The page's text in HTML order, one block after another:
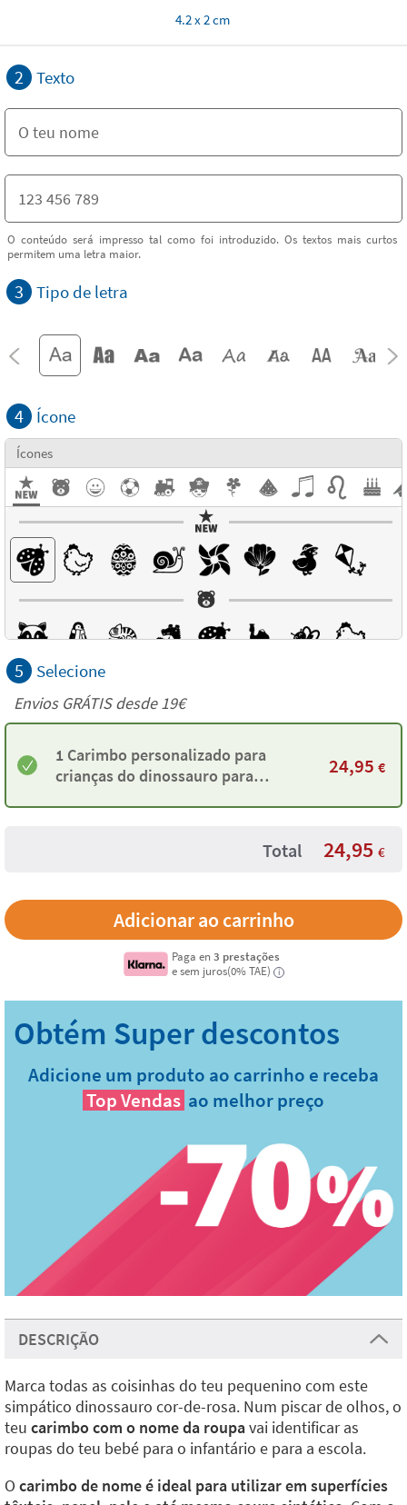
4.2 x 2 cm
2 Texto
O conteúdo será impresso tal como foi introduzido. Os textos mais curtos
permitem uma letra maior.
3 Tipo de letra
4 Ícone
Ícones
5 Selecione
Envios GRÁTIS desde 19€
1 Carimbo personalizado para
crianças do dinossauro para
24,95 €
Total 24,95 €
Paga en3 prestações
e sem juros(0% TAE)
i
Adicione um produto ao carrinho e receba
Top Vendas ao melhor preço
DESCRIÇÃO
Marca todas as coisinhas do teu pequenino com este
simpático dinossauro cor-de-rosa. Num piscar de olhos, o
teu carimbo com o nome da roupavai identificar as
roupas do teu bebé para o infantário e para a escola.
O carimbo de nome é ideal para utilizar em superfícies